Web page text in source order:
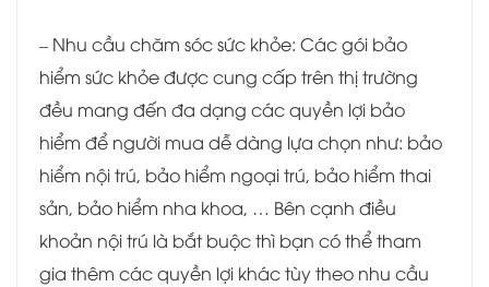
– Nhu cầu chăm sóc sức khỏe: Các gói bảo
hiểm sức khỏe được cung cấp trên thị trường
đều mang đến đa dạng các quyền lợi bảo
hiểm để người mua dễ dàng lựa chọn như: bảo
hiểm nội trú, bảo hiểm ngoại trú, bảo hiểm thai
sản, bảo hiểm nha khoa, … Bên cạnh điều
khoản nội trú là bắt buộc thì bạn có thể tham
gia thêm các quyền lợi khác tùy theo nhu cầu